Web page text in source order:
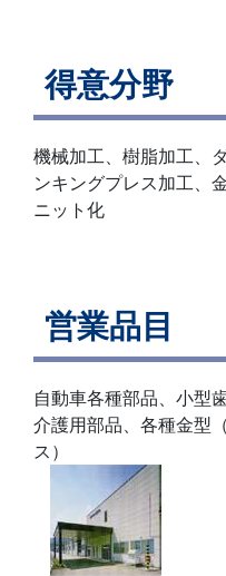
得意分野
機械加工、樹脂加工、
ンキングプレス加工、
ニット化
営業品目
自動車各種部品、小型
介護用部品、各種金型
ス）